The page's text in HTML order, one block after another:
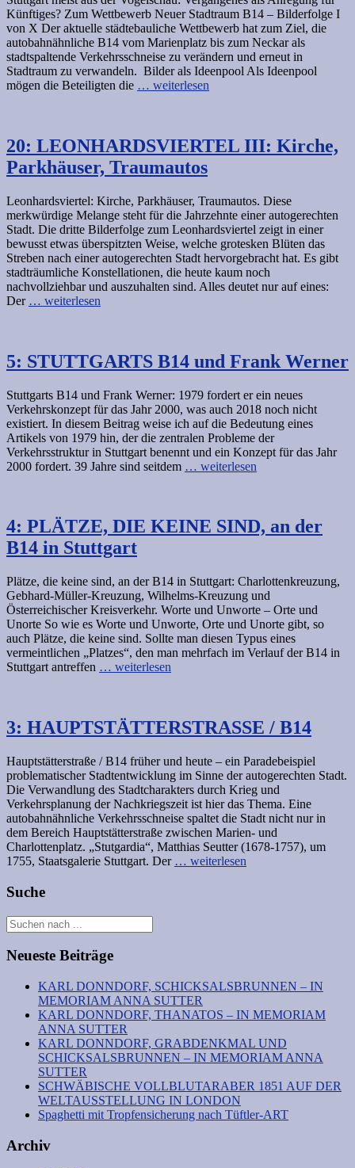
Künftiges? Zum Wettbewerb Neuer Stadtraum B14 – Bilderfolge I
von X Der aktuelle städtebauliche Wettbewerb hat zum Ziel, die
autobahnähnliche B14 vom Marienplatz bis zum Neckar als
stadtspaltende Verkehrsschneise zu verändern und erneut in
Stadtraum zu verwandeln. Bilder als Ideenpool Als Ideenpool
mögen die Beteiligten die … weiterlesen
20: LEONHARDSVIERTEL III: Kirche,
Parkhäuser, Traumautos
Leonhardsviertel: Kirche, Parkhäuser, Traumautos. Diese
merkwürdige Melange steht für die Jahrzehnte einer autogerechten
Stadt. Die dritte Bilderfolge zum Leonhardsviertel zeigt in einer
bewusst etwas überspitzten Weise, welche grotesken Blüten das
Streben nach einer autogerechten Stadt hervorgebracht hat. Es gibt
stadträumliche Konstellationen, die heute kaum noch
nachvollziehbar und auszuhalten sind. Alles deutet nur auf eines:
Der … weiterlesen
5: STUTTGARTS B14 und Frank Werner
Stuttgarts B14 und Frank Werner: 1979 fordert er ein neues
Verkehrskonzept für das Jahr 2000, was auch 2018 noch nicht
existiert. In diesem Beitrag weise ich auf die Bedeutung eines
Artikels von 1979 hin, der die zentralen Probleme der
Verkehrsstruktur in Stuttgart benennt und ein Konzept für das Jahr
2000 fordert. 39 Jahre sind seitdem … weiterlesen
4: PLÄTZE, DIE KEINE SIND, an der
B14 in Stuttgart
Plätze, die keine sind, an der B14 in Stuttgart: Charlottenkreuzung,
Gebhard-Müller-Kreuzung, Wilhelms-Kreuzung und
Österreichischer Kreisverkehr. Worte und Unworte – Orte und
Unorte So wie es Worte und Unworte, Orte und Unorte gibt, so
auch Plätze, die keine sind. Sollte man diesen Typus eines
vermeintlichen „Platzes“, den man mehrfach im Verlauf der B14 in
Stuttgart antreffen … weiterlesen
3: HAUPTSTÄTTERSTRASSE / B14
Hauptstätterstraße / B14 früher und heute – ein Paradebeispiel
problematischer Stadtentwicklung im Sinne der autogerechten Stadt.
Die Verwandlung des Stadtcharakters durch Krieg und
Verkehrsplanung der Nachkriegszeit ist hier das Thema. Eine
autobahnähnliche Verkehrsschneise spaltet die Stadt nicht nur in
dem Bereich Hauptstätterstraße zwischen Marien- und
Charlottenplatz. „Stutgardia“, Matthias Seutter (1678-1757), um
1755, Staatsgalerie Stuttgart. Der … weiterlesen
Suche
Neueste Beiträge
KARL DONNDORF, SCHICKSALSBRUNNEN – IN
MEMORIAM ANNA SUTTER
KARL DONNDORF, THANATOS – IN MEMORIAM
ANNA SUTTER
KARL DONNDORF, GRABDENKMAL UND
SCHICKSALSBRUNNEN – IN MEMORIAM ANNA
SUTTER
SCHWÄBISCHE VOLLBLUTARABER 1851 AUF DER
WELTAUSSTELLUNG IN LONDON
Spaghetti mit Tropfensicherung nach Tüftler-ART
Archiv